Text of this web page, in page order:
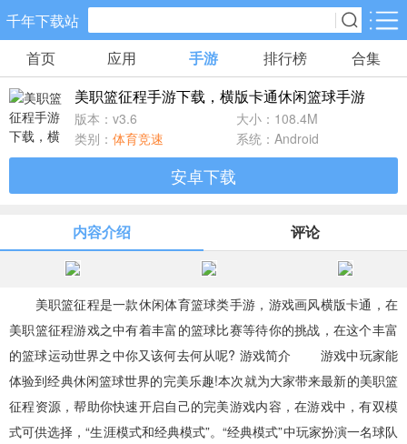
千年下载站
手游分类 应用分类
卡牌回合
10款手游
角色扮演
38款手游
飞行射击
策略塔防
体育竞速
冒险解谜
模拟经营
5款手游
音乐舞蹈
0款手游
儿童教育
0款手游
首页 应用 手游 排行榜 合集
美职篮征程手游下载，横版卡通休闲篮球手游
版本：v3.6
大小：108.4M
类别： 体育竞速 系统：Android
安卓下载
内容介绍 评论
美职篮征程是一款休闲体育篮球类手游，游戏画风横版卡通，在
美职篮征程游戏之中有着丰富的篮球比赛等待你的挑战，在这个丰富
的篮球运动世界之中你又该何去何从呢? 游戏简介 游戏中玩家能
体验到经典休闲篮球世界的完美乐趣!本次就为大家带来最新的美职篮
征程资源，帮助你快速开启自己的完美游戏内容，在游戏中，有双模
式可供选择，“生涯模式和经典模式”。“经典模式”中玩家扮演一名球队